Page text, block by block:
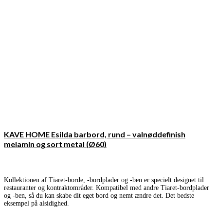
KAVE HOME Esilda barbord, rund – valnøddefinish
melamin og sort metal (Ø60)
Kollektionen af Tiaret-borde, -bordplader og -ben er specielt designet til
restauranter og kontraktområder. Kompatibel med andre Tiaret-bordplader
og -ben, så du kan skabe dit eget bord og nemt ændre det. Det bedste
eksempel på alsidighed.